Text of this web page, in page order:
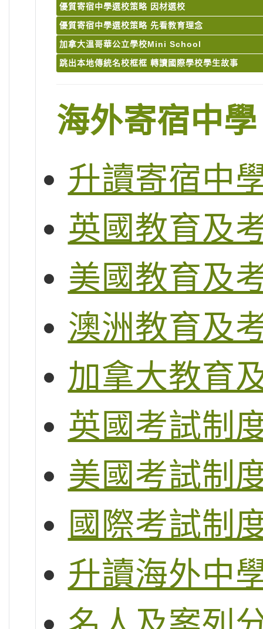
優質寄宿中學選校策略 因材選校
優質寄宿中學選校策略 先看教育理念
加拿大溫哥華公立學校Mini School
跳出本地傳統名校框框 轉讀國際學校學生故事
海外寄宿中學
升讀寄宿中
英國教育及
美國教育及
澳洲教育及
加拿大教育
英國考試制
美國考試制
國際考試制
升讀海外中